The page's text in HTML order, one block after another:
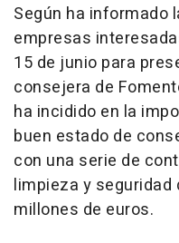
Según ha informado
empresas
15 de junio para
consejera de
ha incidido en la
buen estado de
con una serie de
limpieza y seguridad
millones de euros.